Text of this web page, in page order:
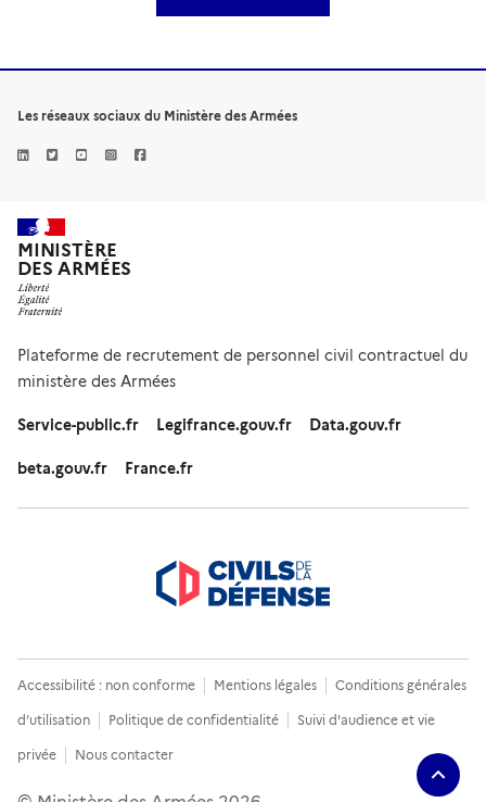
Les réseaux sociaux du Ministère des Armées
MINISTÈRE
DES ARMÉES
Plateforme de recrutement de personnel civil contractuel du
ministère des Armées
Service-public.fr Legifrance.gouv.fr Data.gouv.fr
beta.gouv.fr France.fr
Accessibilité : non conforme Mentions légales Conditions générales
d’utilisation Politique de confidentialité Suivi d'audience et vie
privée Nous contacter